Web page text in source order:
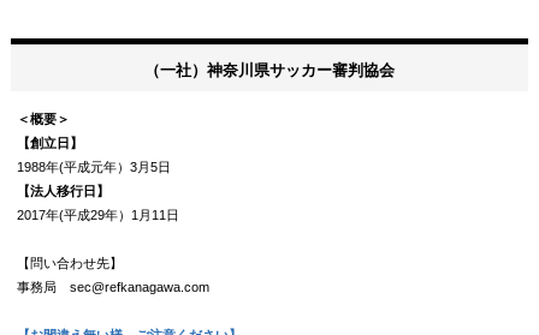
（一社）神奈川県サッカー審判協会
＜概要＞
【創立日】
1988年(平成元年）3月5日
【法人移行日】
2017年(平成29年）1月11日
【問い合わせ先】
事務局 sec@refkanagawa.com